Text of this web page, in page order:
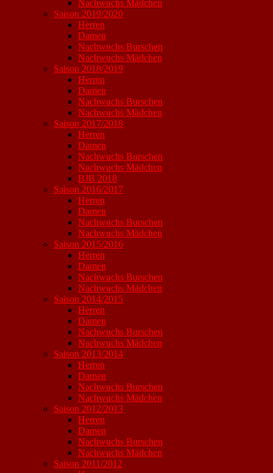
Nachwuchs Mädchen
Saison 2019/2020
Herren
Damen
Nachwuchs Burschen
Nachwuchs Mädchen
Saison 2018/2019
Herren
Damen
Nachwuchs Burschen
Nachwuchs Mädchen
Saison 2017/2018
Herren
Damen
Nachwuchs Burschen
Nachwuchs Mädchen
BJB 2018
Saison 2016/2017
Herren
Damen
Nachwuchs Burschen
Nachwuchs Mädchen
Saison 2015/2016
Herren
Damen
Nachwuchs Burschen
Nachwuchs Mädchen
Saison 2014/2015
Herren
Damen
Nachwuchs Burschen
Nachwuchs Mädchen
Saison 2013/2014
Herren
Damen
Nachwuchs Burschen
Nachwuchs Mädchen
Saison 2012/2013
Herren
Damen
Nachwuchs Burschen
Nachwuchs Mädchen
Saison 2011/2012